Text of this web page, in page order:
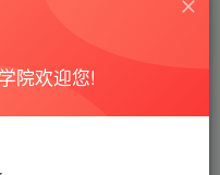
院欢迎您!